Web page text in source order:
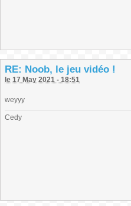
RE: Noob, le jeu vidéo !
le 17 May 2021 - 18:51
weyyy
Cedy